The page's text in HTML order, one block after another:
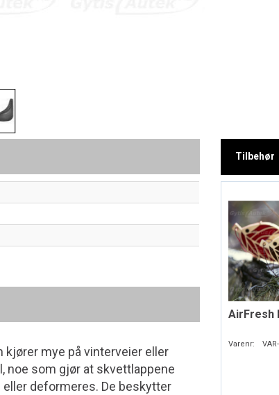
mye på vinterveier eller
noe som gjør at skvettlappene
deformeres. De beskytter
Tilbehør
AirFresh
Varenr: